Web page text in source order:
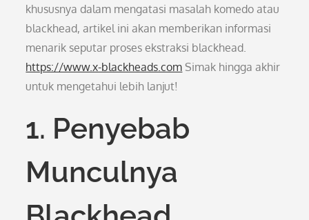
khususnya dalam mengatasi masalah komedo atau
blackhead, artikel ini akan memberikan informasi
menarik seputar proses ekstraksi blackhead.
https://www.x-blackheads.com Simak hingga akhir
untuk mengetahui lebih lanjut!
1. Penyebab
Munculnya